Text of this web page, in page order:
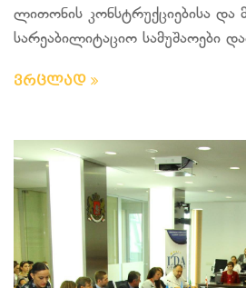
ლითონის კონსტრუქციებისა და
სარეაბილიტაციო სამუშაოები
ვრცლად